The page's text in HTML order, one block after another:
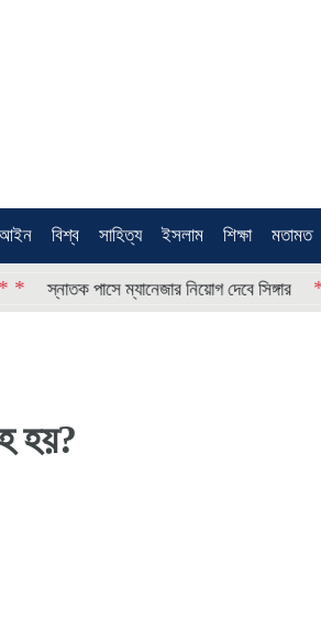
বিশ্ব সাহিত্য ইসলাম শিক্ষা মতামত
স্নাতক পাসে ম্যানেজার নিয়োগ দেবে সিঙ্গার * * * *
হয়?